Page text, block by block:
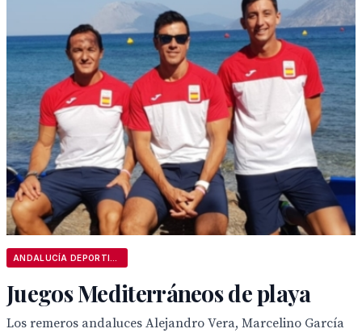
Juegos Mediterráneos de playa
Los remeros andaluces Alejandro Vera, Marcelino García